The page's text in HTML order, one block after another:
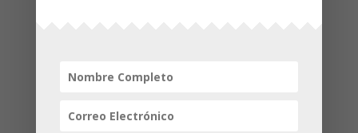
El
precio
420,000 El